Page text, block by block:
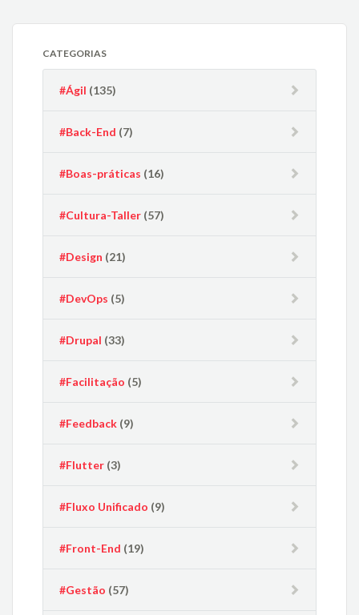
CATEGORIAS
#Ágil (135)
#Back-End (7)
#Boas-práticas (16)
#Cultura-Taller (57)
#Design (21)
#DevOps (5)
#Drupal (33)
#Facilitação (5)
#Feedback (9)
#Flutter (3)
#Fluxo Unificado (9)
#Front-End (19)
#Gestão (57)